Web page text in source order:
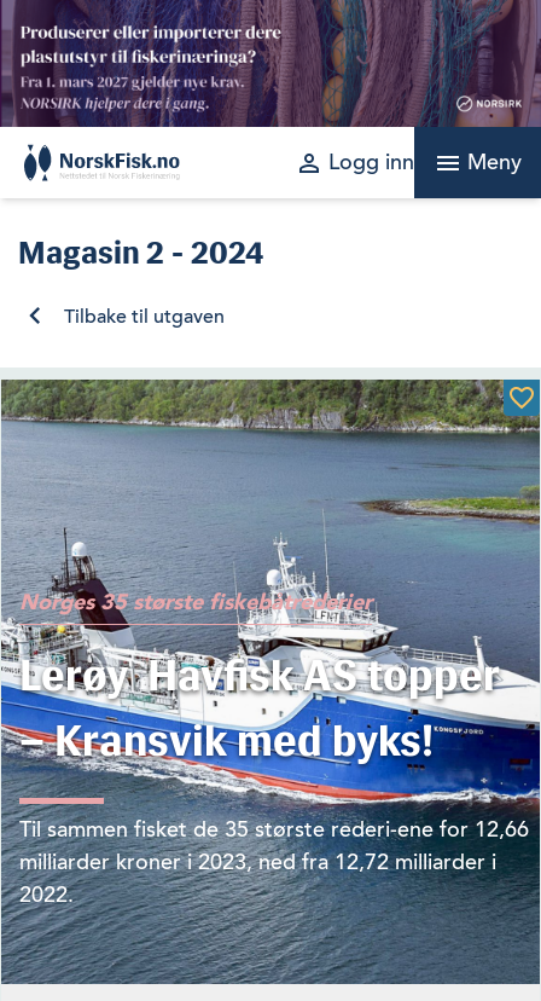
Skip
content
perm_identity Logg inn menu Meny
Magasin2 - 2024
Tilbake til utgaven
Norges 35 største fiskebåtrederier
Lerøy Havfisk AS topper
– Kransvik med byks!
Til sammen fisket de 35 største rederi-ene for 12,66
milliarder kroner i 2023, ned fra 12,72 milliarder i
2022.